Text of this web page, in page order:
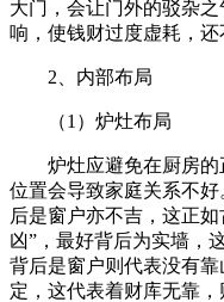
大门，会让门外的驳杂
响，使钱财过度虚耗，还
2、内部布局
（1）炉灶布局
炉灶应避免在厨房
位置会导致家庭关系不
后是窗户亦不吉，这正
凶”，最好背后为实墙，
背后是窗户则代表没有
定，这代表着财库无靠，